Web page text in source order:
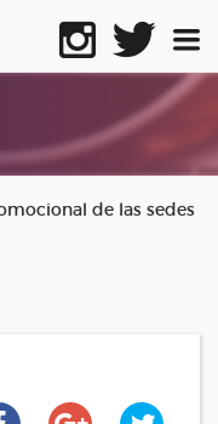
de las sedes